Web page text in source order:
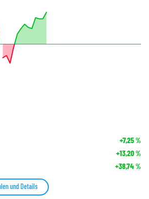
+7,25%
+13,20%
+38,74%
und Details